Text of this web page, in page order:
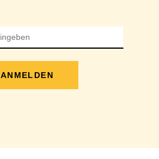
ANMELDEN